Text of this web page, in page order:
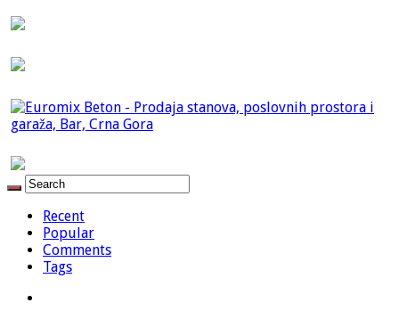
Recent
Popular
Comments
Tags